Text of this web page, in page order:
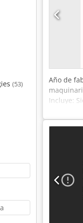
(53) Año de
Incluye:
SK-8/3.